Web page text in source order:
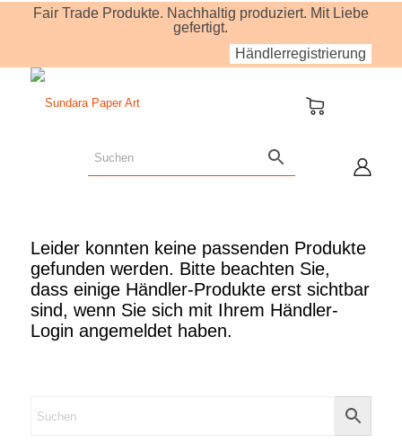
Fair Trade Produkte. Nachhaltig produziert. Mit Liebe
gefertigt.
Händlerregistrierung